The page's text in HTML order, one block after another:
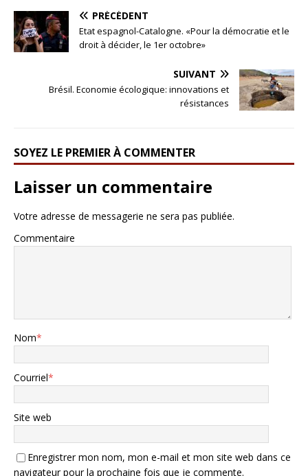
PRÉCÉDENT
Etat espagnol-Catalogne. «Pour la démocratie et le
droit à décider, le 1er octobre»
SUIVANT
Brésil. Economie écologique: innovations et
résistances
SOYEZ LE PREMIER À COMMENTER
Laisser un commentaire
Votre adresse de messagerie ne sera pas publiée.
Commentaire
Nom*
Courriel*
Site web
Enregistrer mon nom, mon e-mail et mon site web dans ce
navigateur pour la prochaine fois que je commente.